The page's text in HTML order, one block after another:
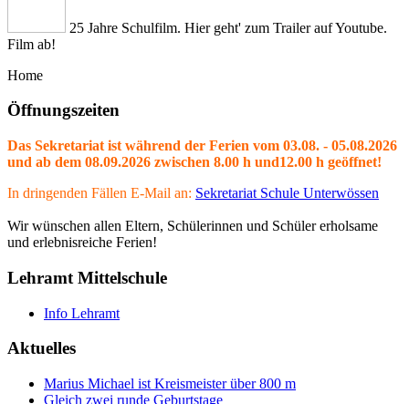
25 Jahre Schulfilm. Hier geht' zum Trailer auf Youtube.
Film ab!
Home
Öffnungszeiten
Das Sekretariat ist während der Ferien vom 03.08. - 05.08.2026
und ab dem 08.09.2026 zwischen 8.00 h und12.00 h geöffnet!
In dringenden Fällen E-Mail an: Sekretariat Schule Unterwössen
Wir wünschen allen Eltern, Schülerinnen und Schüler erholsame
und erlebnisreiche Ferien!
Lehramt Mittelschule
Info Lehramt
Aktuelles
Marius Michael ist Kreismeister über 800 m
Gleich zwei runde Geburtstage